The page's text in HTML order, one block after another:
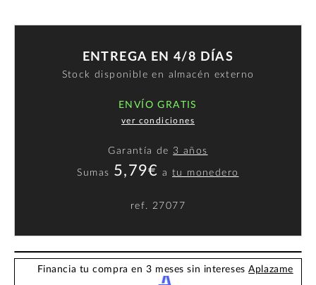
ENTREGA EN 4/8 DÍAS
Stock disponible en almacén externo
ENVÍO GRATIS
ver condiciones
Garantía de 3 años
Sumas 5,79€ atu monedero
ref. 27077
Financia tu compra en 3 meses sin interesesAplazame